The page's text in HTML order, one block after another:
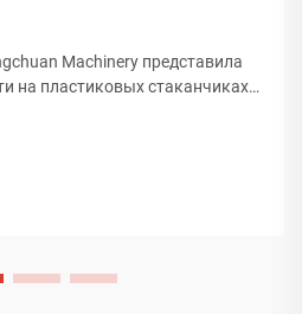
Machinery представила
на пластиковых стаканчиках